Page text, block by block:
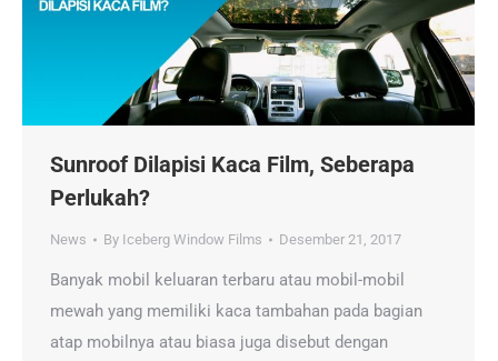
Sunroof Dilapisi Kaca Film, Seberapa
Perlukah?
News By Iceberg Window Films Desember 21, 2017
Banyak mobil keluaran terbaru atau mobil-mobil
mewah yang memiliki kaca tambahan pada bagian
atap mobilnya atau biasa juga disebut dengan